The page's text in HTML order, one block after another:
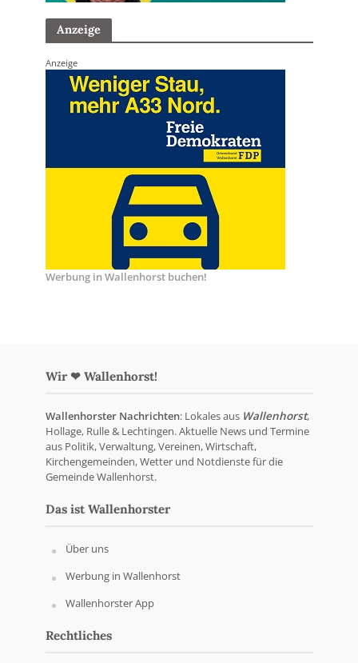
Anzeige
Anzeige
Werbung in Wallenhorst buchen!
Wir ❤ Wallenhorst!
Wallenhorster Nachrichten: Lokales aus Wallenhorst,
Hollage, Rulle & Lechtingen. Aktuelle News und Termine
aus Politik, Verwaltung, Vereinen, Wirtschaft,
Kirchengemeinden, Wetter und Notdienste für die
Gemeinde Wallenhorst.
Das ist Wallenhorster
Über uns
Werbung in Wallenhorst
Wallenhorster App
Rechtliches